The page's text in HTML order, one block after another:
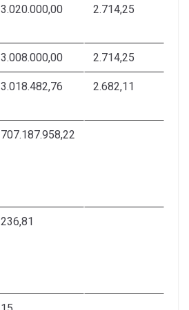
3.020.000,00 2.714,25
3.008.000,00 2.714,25
3.018.482,76 2.682,11
707.187.958,22
236,81